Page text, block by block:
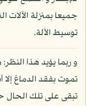
جميعا بمنزلة الآلات
توسيط الآلة.
و ربما يؤيد هذا
تموت بفقد الدماغ إلا
تبقى على تلك الحال